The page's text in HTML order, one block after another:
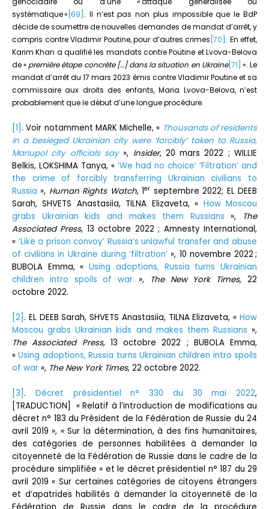
systématique » [69] . Il n’est pas non plus impossible que le BdP
décide de soumettre de nouvelles demandes de mandat d’arrêt, y
compris contre Vladimir Poutine, pour d’autres crimes [70] . En effet,
Karim Khan a qualifié les mandats contre Poutine et Lvova-Belova
de « première étape concrète […] dans la situation en Ukraine[71] ». Le
mandat d’arrêt du 17 mars 2023 émis contre Vladimir Poutine et sa
commissaire aux droits des enfants, Maria Lvova-Belova, n’est
probablement que le début d’une longue procédure.
[1] . Voir notamment MARK Michelle, « Thousands of residents
in a besieged Ukrainian city were ‘forcibly’ taken to Russia,
Mariupol city officials say», Insider, 20 mars 2022 ; WILLIE
Belkis, LOKSHIMA Tanya, « ‘We had no choice’ ‘Filtration’ and
the crime of forcibly transferring Ukrainian civilians to
Russia », Human Rights Watch, 1er septembre 2022; EL DEEB
Sarah, SHVETS Anastasiia, TILNA Elizaveta, « How Moscou
grabs Ukrainian kids and makes them Russians»,
The
Associated Press, 13 octobre 2022 ; Amnesty International,
« ‘Like a prison convoy’ Russia’s unlawful transfer and abuse
of civilians in Ukraine during ‘filtration’», 10 novembre 2022 ;
BUBOLA Emma, «Using adoptions, Russia turns Ukrainian
children intro spoils of war », The New York Times, 22
octobre 2022.
[2] . EL DEEB Sarah, SHVETS Anastasiia, TILNA Elizaveta, « How
Moscou grabs Ukrainian kids and makes them Russians »,
The Associated Press, 13 octobre 2022 ; BUBOLA Emma,
«Using adoptions, Russia turns Ukrainian children intro spoils
of war », The New York Times, 22 octobre 2022.
[3] . Décret présidentieln° 330 du 30 mai 2022,
[TRADUCTION] « Relatif à l’introduction de modifications au
décret n° 183 du Président de la Fédération de Russie du 24
avril 2019 », « Sur la détermination, à des fins humanitaires,
des catégories de personnes habilitées à demander la
citoyenneté de la Fédération de Russie dans le cadre de la
procédure simplifiée » et le décret présidentiel n° 187 du 29
avril 2019 « Sur certaines catégories de citoyens étrangers
et d’apatrides habilités à demander la citoyenneté de la